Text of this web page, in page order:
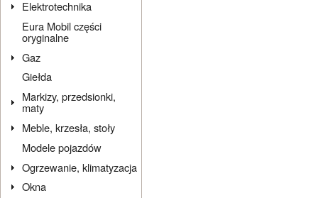
Elektrotechnika
Eura Mobil części
oryginalne
Gaz
Giełda
Markizy, przedsionki,
maty
Meble, krzesła, stoły
Modele pojazdów
Ogrzewanie, klimatyzacja
Okna